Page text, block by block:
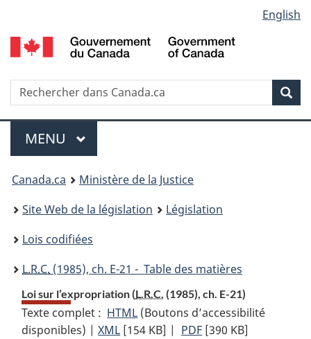
au
contenu
propos
de
la
HTML
simplifiée
selection
English
Recherche
Menu
MENU PRINCIPAL
You
are
here:
Canada.ca
Ministère de la Justice
Site Web de la législation
Législation
Lois codifiées
L.R.C. (1985), ch. E-21 - Table des matières
Loi sur l’expropriation (L.R.C. (1985), ch. E-21)
Texte complet : HTML Texte
complet
(Boutons d’accessibilité
disponibles) |XML Texte
[154 KB] | PDF Texte
[390 KB]